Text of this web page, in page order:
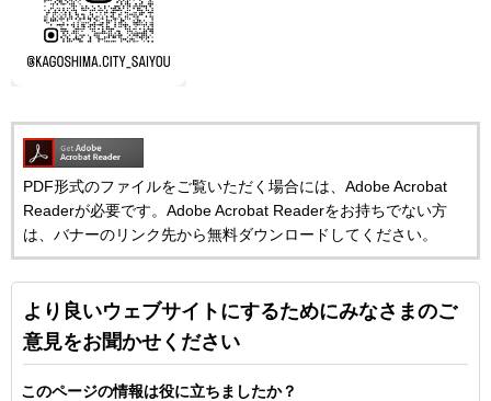
PDF形式のファイルをご覧いただく場合には、Adobe Acrobat
Readerが必要です。Adobe Acrobat Readerをお持ちでない方
は、バナーのリンク先から無料ダウンロードしてください。
より良いウェブサイトにするためにみなさまのご
意見をお聞かせください
このページの情報は役に立ちましたか？